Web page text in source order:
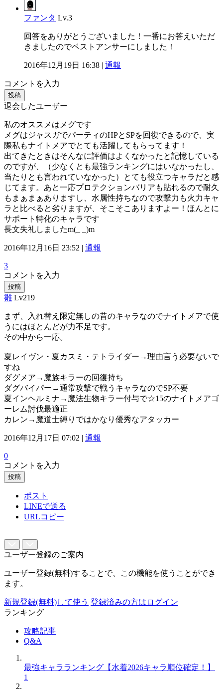
ファンタ Lv.3
回答をありがとうございました！一番にお答えいただ
きましたのでベストアンサーにしました！
2016年12月19日 16:38 | 通報
コメントを入力
投稿
退会したユーザー
私のオススメはメグです
メグはジャスガでパーティのHPとSPを回復できるので、実
際私もナイトメアでとても活躍してもらってます！
出てきたときはそんなに評価はよくなかったと記憶している
のですが、（少なくとも最強ランキングにはいなかったし、
当たりとも言われていなかった）とても役立つキャラだと感
じてます。あと一応プロテクションバリアも貼れるので耐久
もまぁまぁありますし、水属性持ちなので攻撃力も火力キャ
ラと比べると劣りますが、そこそこありますよー！ほんとに
サポート特化のキャラです
長文失礼しましたm(_ _)m
2016年12月16日 23:52 | 通報
3
コメントを入力
投稿
雛 Lv219
まず、入れ替え限定無しの昔のキャラなのでナイトメアで使
うにはほとんどが力不足です。
その中から一応。
夏レイヴン・夏カスミ・テトライダー→理由言う必要ないで
すね
ダグメア→魔族キラーの回復持ち
ダグバイパー→通常攻撃で戦うキャラなのでSP不要
夏インヘルミナ→魔法生物キラー付与で☆15のナイトメアゴ
ーレム討伐最適正
カレン→魔道士縛りではかなり優秀なアタッカー
2016年12月17日 07:02 | 通報
0
コメントを入力
投稿
ポスト
LINEで送る
URLコピー
ユーザー登録のご案内
ユーザー登録(無料)することで、この機能を使うことができ
ます。
新規登録(無料)して使う 登録済みの方はログイン
ランキング
攻略記事
Q&A
最強キャラランキング【水着2026キャラ順位確定！】
1